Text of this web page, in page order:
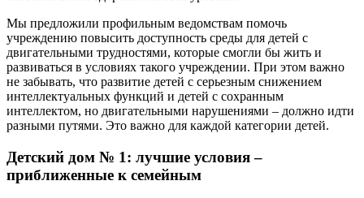
Мы предложили профильным ведомствам помочь
учреждению повысить доступность среды для детей с
двигательными трудностями, которые смогли бы жить и
развиваться в условиях такого учреждении. При этом важно
не забывать, что развитие детей с серьезным снижением
интеллектуальных функций и детей с сохранным
интеллектом, но двигательными нарушениями – должно идти
разными путями. Это важно для каждой категории детей.
Детский дом № 1: лучшие условия –
приближенные к семейным